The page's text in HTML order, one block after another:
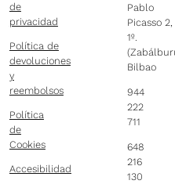
de
privacidad
Política de
devoluciones
y
reembolsos
Política
de
Cookies
Accesibilidad
Pablo
Picasso 2,
1º.
Bilbao
944
222
711
648
216
130